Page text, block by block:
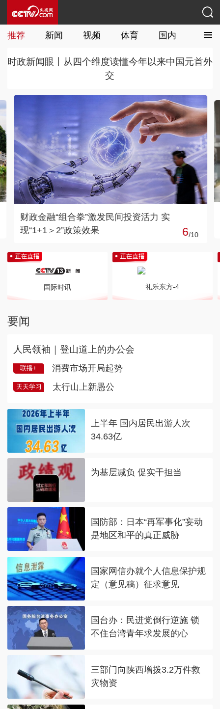
推荐 新闻 视频 体育 国内 国际
时政新闻眼丨从四个维度读懂今年以来中国元首外
交
出口势头强劲！专精特新“小巨人”企业
综合竞争力增强
7/10
国际时讯 礼乐东方-4
要闻
人民领袖｜登山道上的办公会
联播+ 消费市场开局起势
天天学习 太行山上新愚公
上半年 国内居民出游人次
34.63亿
为基层减负 促实干担当
国防部：日本“再军事化”妄动
是地区和平的真正威胁
国家网信办就个人信息保护规
定（意见稿）征求意见
国台办：民进党倒行逆施 锁
不住台湾青年求发展的心
三部门向陕西增拨3.2万件救
灾物资